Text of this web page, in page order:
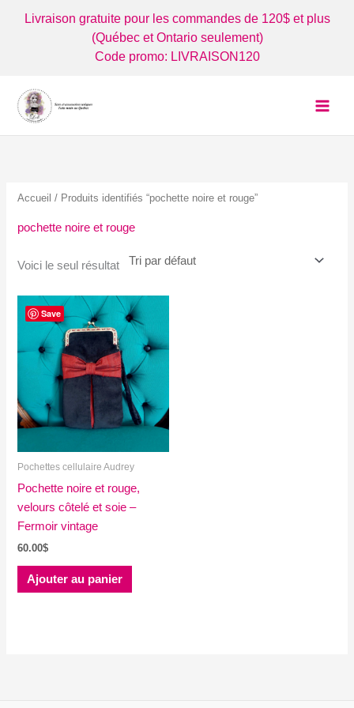
Livraison gratuite pour les commandes de 120$ et plus
(Québec et Ontario seulement)
Code promo: LIVRAISON120
Accueil / Produits identifiés “pochette noire et rouge”
pochette noire et rouge
Voici le seul résultat
Save
Pochettes cellulaire Audrey
Pochette noire et rouge,
velours côtelé et soie –
Fermoir vintage
60.00$
Ajouter au panier